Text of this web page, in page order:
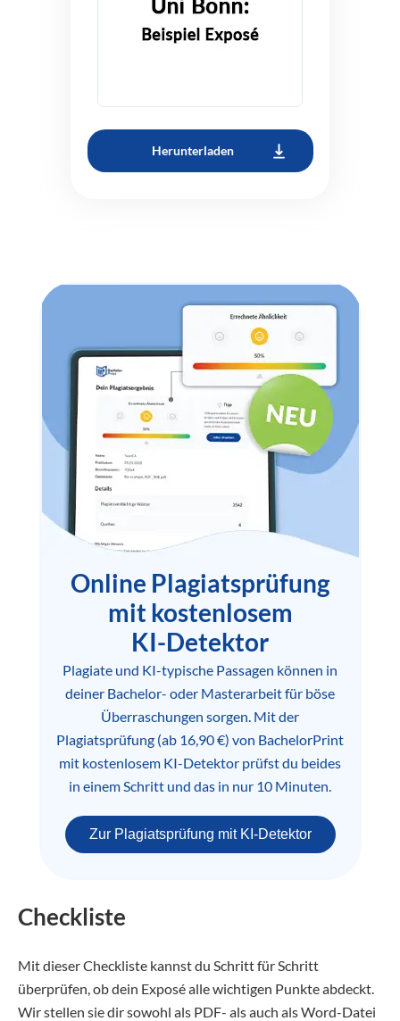
Herunterladen
Online Plagiatsprüfung
mit kostenlosem
KI-Detektor
Plagiate und KI-typische Passagen können in
deiner Bachelor- oder Masterarbeit für böse
Überraschungen sorgen. Mit der
Plagiatsprüfung (ab 16,90 €) von BachelorPrint
mit kostenlosem KI-Detektor prüfst du beides
in einem Schritt und das in nur 10 Minuten.
Zur Plagiatsprüfung mit KI-Detektor
Checkliste
Mit dieser Checkliste kannst du Schritt für Schritt
überprüfen, ob dein Exposé alle wichtigen Punkte abdeckt.
Wir stellen sie dir sowohl als PDF- als auch als Word-Datei